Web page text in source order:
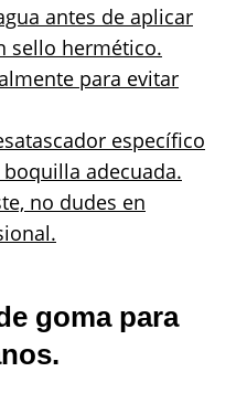
antes de aplicar
sello hermético.
para evitar
específico
adecuada.
no dudes en
goma para